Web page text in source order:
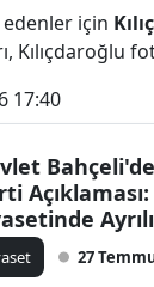
için
Kılıçdaroğlu
17:40
Değil,
27